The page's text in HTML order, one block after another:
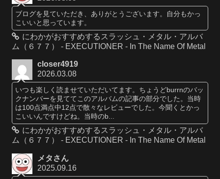
ブログを見ていただき、ありがとうございます。自分もかっ
こいいと思っています。
にわかがおすすめするスラッシュ・メタル・アルバ
ム（６７７） - EXECUTIONER - In The Name Of Metal
closer4919
2026.03.08
いつも楽しく読ませていただいてます。ちょうどburrnのバッ
クナンバーを見ててこのアルバムの記事の部分でした。当時
は100点満点中12点で散々なレビューでした。今聞くとかっ
こいいんですけどね。当時のb...
にわかがおすすめするスラッシュ・メタル・アルバ
ム（６７７） - EXECUTIONER - In The Name Of Metal
メタさん
2025.09.16